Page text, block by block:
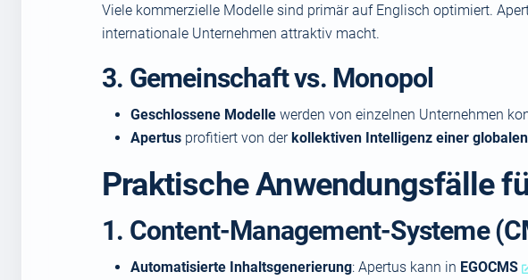
Viele kommerzielle Modelle sind primär auf Englisch optimiert.
internationale Unternehmen attraktiv macht.
3. Gemeinschaft vs. Monopol
Geschlossene Modelle werden von einzelnen Unternehmen
Apertus profitiert von derkollektiven Intelligenz einer
Praktische Anwendungsfälle
1. Content-Management-Systeme
Automatisierte Inhaltsgenerierung: Apertus kann in EGOCMS